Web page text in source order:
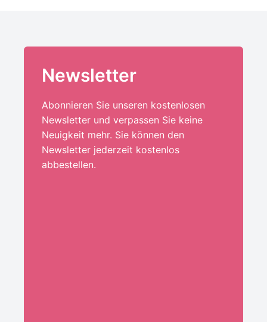
Newsletter
Abonnieren Sie unseren kostenlosen
Newsletter und verpassen Sie keine
Neuigkeit mehr. Sie können den
Newsletter jederzeit kostenlos
abbestellen.